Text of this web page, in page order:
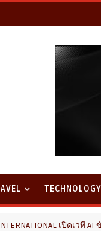
เปิดเวที AI ขั